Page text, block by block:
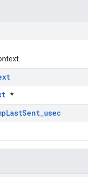
*
LastSent_usec